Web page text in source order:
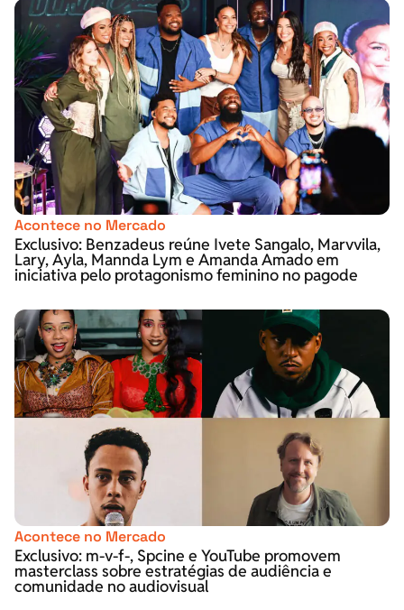
Acontece no Mercado
Exclusivo: Benzadeus reúne Ivete Sangalo, Marvvila,
Lary, Ayla, Mannda Lym e Amanda Amado em
iniciativa pelo protagonismo feminino no pagode
Acontece no Mercado
Exclusivo: m-v-f-, Spcine e YouTube promovem
masterclass sobre estratégias de audiência e
comunidade no audiovisual